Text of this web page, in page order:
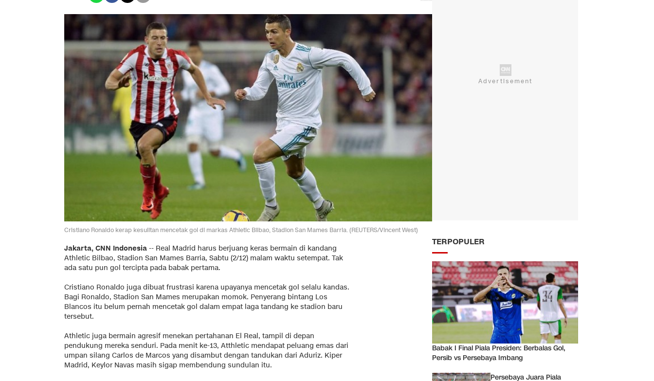
Cristiano Ronaldo kerap kesulitan mencetak gol di markas Athletic Bilbao, Stadion San Mames Barria. (REUTERS/Vincent West)
Jakarta, CNN Indonesia -- Real Madrid harus berjuang keras bermain di kandang
Athletic Bilbao, Stadion San Mames Barria, Sabtu (2/12) malam waktu setempat. Tak
ada satu pun gol tercipta pada babak pertama.
Cristiano Ronaldo juga dibuat frustrasi karena upayanya mencetak gol selalu kandas.
Bagi Ronaldo, Stadion San Mames merupakan momok. Penyerang bintang Los
Blancos itu belum pernah mencetak gol dalam empat laga tandang ke stadion baru
tersebut.
Athletic juga bermain agresif menekan pertahanan El Real, tampil di depan
pendukung mereka senduri. Pada menit ke-13, Atthletic mendapat peluang emas dari
umpan silang Carlos de Marcos yang disambut dengan tandukan dari Aduriz. Kiper
Madrid, Keylor Navas masih sigap membendung sundulan itu.
TERPOPULER
Babak I Final Piala Presiden: Berbalas Gol,
Persib vs Persebaya Imbang
Persebaya Juara Piala